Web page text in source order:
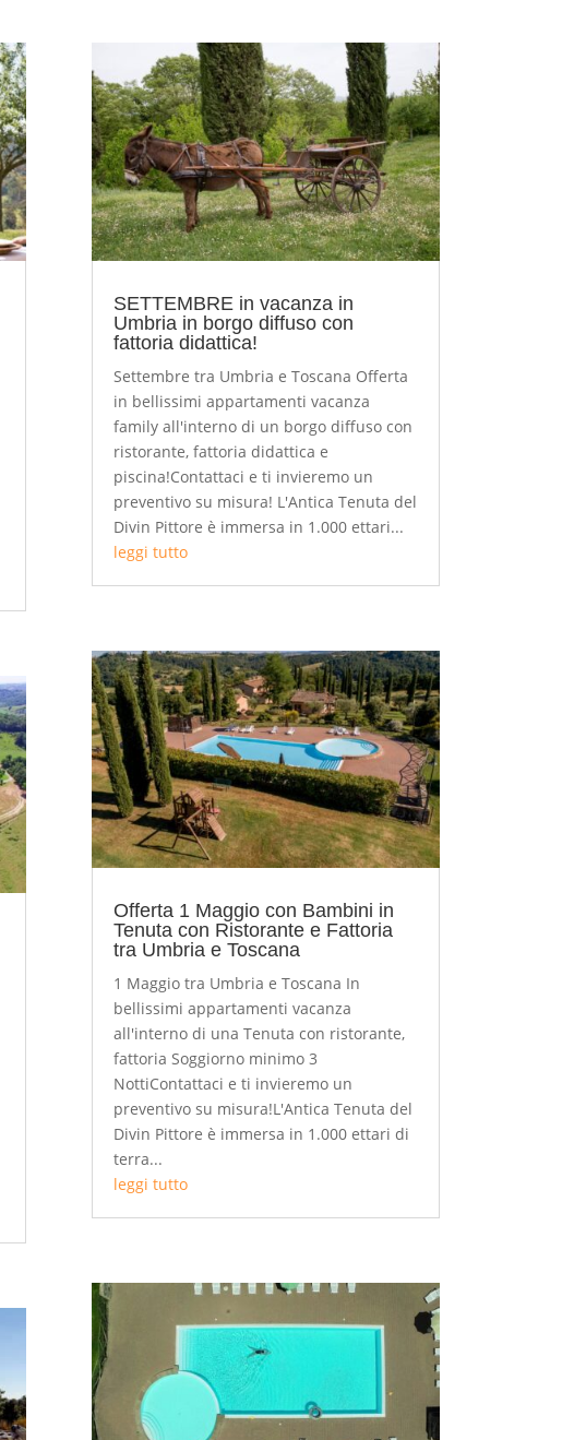
SETTEMBRE in vacanza in
Umbria in borgo diffuso con
fattoria didattica!
Settembre tra Umbria e Toscana Offerta
in bellissimi appartamenti vacanza
family all'interno di un borgo diffuso con
ristorante, fattoria didattica e
piscina!Contattaci e ti invieremo un
preventivo su misura! L'Antica Tenuta del
Divin Pittore è immersa in 1.000 ettari...
leggi tutto
Offerta 1 Maggio con Bambini in
Tenuta con Ristorante e Fattoria
tra Umbria e Toscana
1 Maggio tra Umbria e Toscana In
bellissimi appartamenti vacanza
all'interno di una Tenuta con ristorante,
fattoria Soggiorno minimo 3
NottiContattaci e ti invieremo un
preventivo su misura!L'Antica Tenuta del
Divin Pittore è immersa in 1.000 ettari di
terra...
leggi tutto